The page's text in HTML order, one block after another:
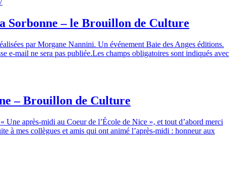
Sorbonne – le Brouillon de Culture
par Morgane Nannini. Un événement Baie des Anges éditions.
e-mail ne sera pas publiée.Les champs obligatoires sont indiqués avec
– Brouillon de Culture
après-midi au Coeur de l’École de Nice », et tout d’abord merci
à mes collègues et amis qui ont animé l’après-midi : honneur aux